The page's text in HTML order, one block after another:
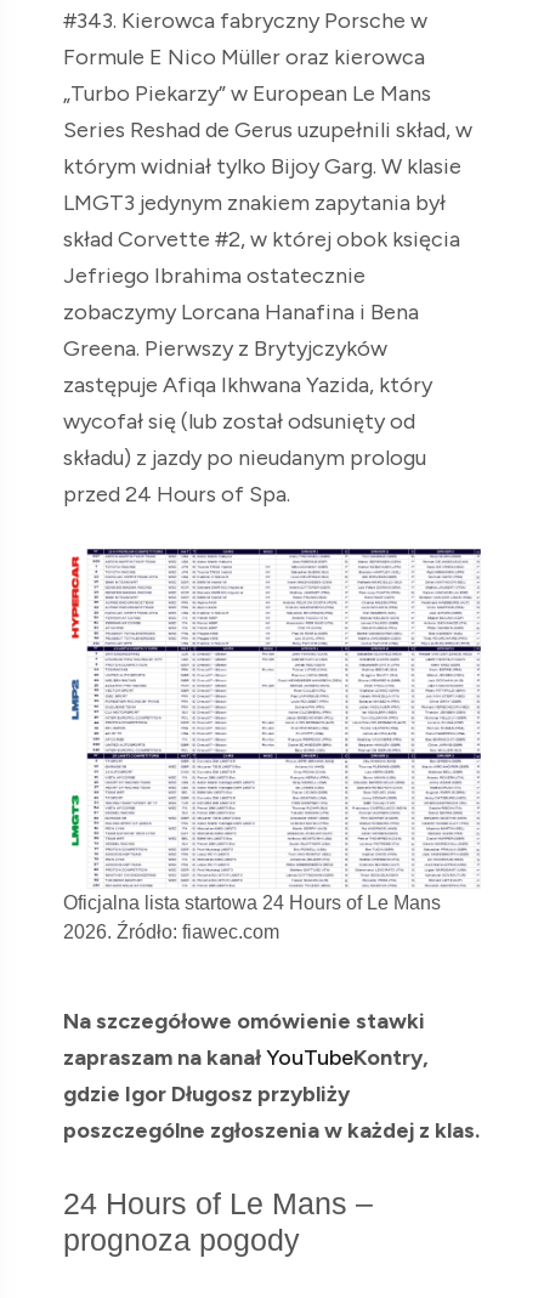
#343. Kierowca fabryczny Porsche w
Formule E Nico Müller oraz kierowca
„Turbo Piekarzy” w European Le Mans
Series Reshad de Gerus uzupełnili skład, w
którym widniał tylko Bijoy Garg. W klasie
LMGT3 jedynym znakiem zapytania był
skład Corvette #2, w której obok księcia
Jefriego Ibrahima ostatecznie
zobaczymy Lorcana Hanafina i Bena
Greena. Pierwszy z Brytyjczyków
zastępuje Afiqa Ikhwana Yazida, który
wycofał się (lub został odsunięty od
składu) z jazdy po nieudanym prologu
przed 24 Hours of Spa.
Oficjalna lista startowa 24 Hours of Le Mans
2026. Źródło: fiawec.com
Na szczegółowe omówienie stawki
zapraszam na kanałYouTubeKontry,
gdzie Igor Długosz przybliży
poszczególne zgłoszenia w każdej z klas.
24 Hours of Le Mans –
prognoza pogody